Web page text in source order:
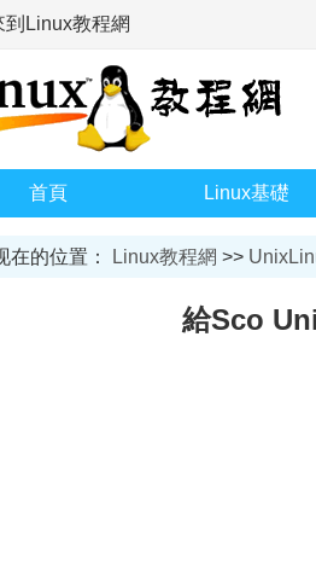
到Linux教程網
首頁 Linux基礎
在的位置： Linux教程網 >>
給Sco